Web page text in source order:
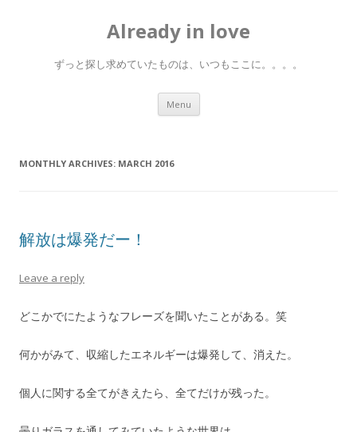
Already in love
ずっと探し求めていたものは、いつもここに。。。。
Menu Skip
content
MONTHLY ARCHIVES: MARCH 2016
解放は爆発だー！
Leave a reply
どこかでにたようなフレーズを聞いたことがある。笑
何かがみて、収縮したエネルギーは爆発して、消えた。
個人に関する全てがきえたら、全てだけが残った。